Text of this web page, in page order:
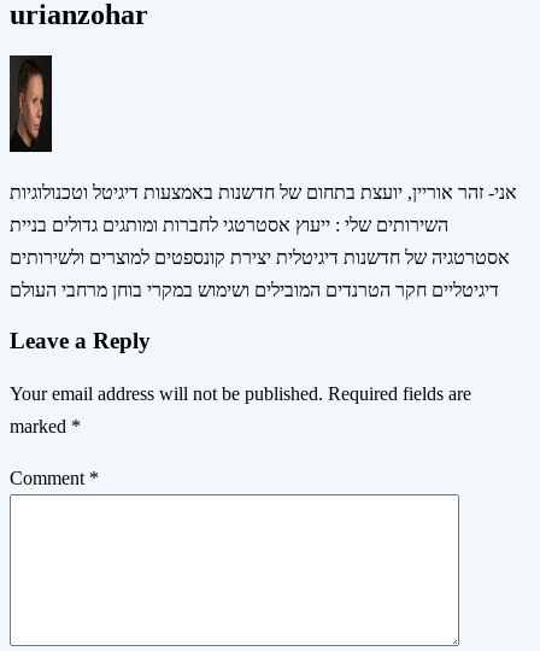
urianzohar
אני- זהר אוריין, יועצת בתחום של חדשנות באמצעות דיגיטל וטכנולוגיות
השירותים שלי : ייעוץ אסטרטגי לחברות ומותגים גדולים בניית
אסטרטגיה של חדשנות דיגיטלית יצירת קונספטים למוצרים ולשירותים
דיגיטליים חקר הטרנדים המובילים ושימוש במקרי בוחן מרחבי העולם
Leave a Reply
Your email address will not be published. Required fields are
marked *
Comment *